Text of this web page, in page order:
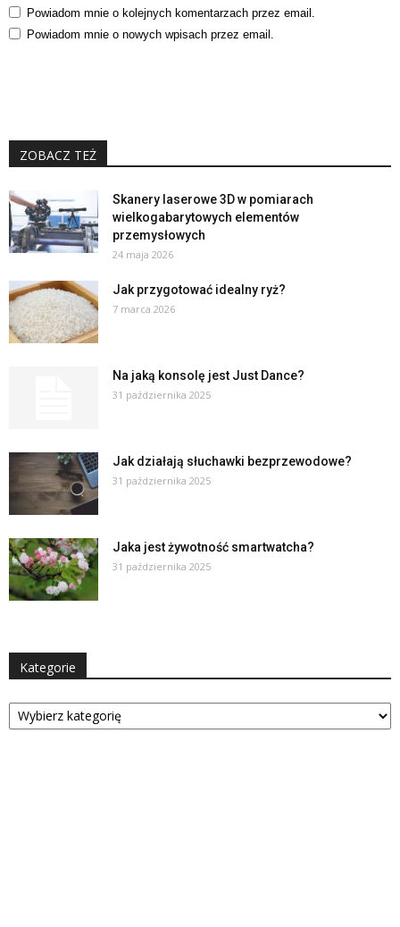
Powiadom mnie o kolejnych komentarzach przez email.
Powiadom mnie o nowych wpisach przez email.
ZOBACZ TEŻ
Skanery laserowe 3D w pomiarach
wielkogabarytowych elementów
przemysłowych
24 maja 2026
Jak przygotować idealny ryż?
7 marca 2026
Na jaką konsolę jest Just Dance?
31 października 2025
Jak działają słuchawki bezprzewodowe?
31 października 2025
Jaka jest żywotność smartwatcha?
31 października 2025
Kategorie
Kategorie